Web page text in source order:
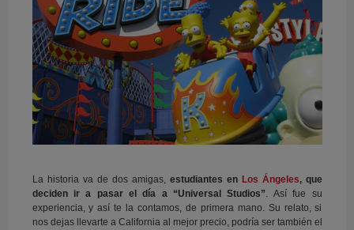
La historia va de dos amigas, estudiantes enLos Ángeles, que
deciden ir a pasar el día a “Universal Studios”. Así fue su
experiencia, y así te la contamos, de primera mano. Su relato, si
nos dejas llevarte a California al mejor precio, podría ser también el